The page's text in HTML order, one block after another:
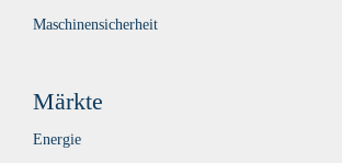
Maschinensicherheit
Märkte
Energie